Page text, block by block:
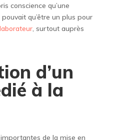
conscience qu’une
qu’être un plus pour
, surtout auprès
d’un
à la
de la mise en